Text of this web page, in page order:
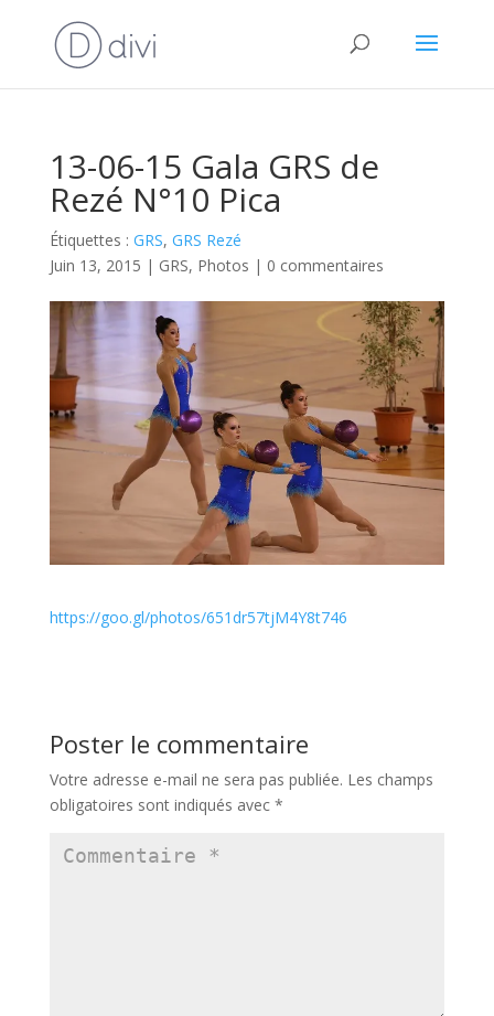
13-06-15 Gala GRS de
Rezé N°10 Pica
Étiquettes : GRS, GRS Rezé
Juin 13, 2015 | GRS, Photos | 0 commentaires
https://goo.gl/photos/651dr57tjM4Y8t746
Poster le commentaire
Votre adresse e-mail ne sera pas publiée. Les champs
obligatoires sont indiqués avec *